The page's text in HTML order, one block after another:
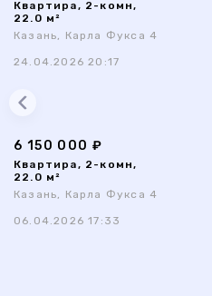
Квартира, 2-комн,
22.0 м²
Казань, Карла Фукса 4
24.04.2026 20:17
6 150 000 ₽
Квартира, 2-комн,
22.0 м²
Казань, Карла Фукса 4
06.04.2026 17:33